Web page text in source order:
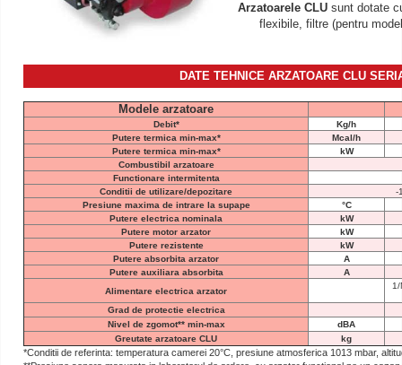
Arzatoarele CLU sunt dotate
flexibile, filtre (pentru
DATE TEHNICE ARZATOARE CLU
Modele arzatoare
Debit*
Kg/h
Putere termica min-max*
Mcal/h
Putere termica min-max*
kW
Combustibil arzatoare
Functionare intermitenta
Conditii de utilizare/depozitare
-
Presiune maxima de intrare la supape
°C
Putere electrica nominala
kW
Putere motor arzator
kW
Putere rezistente
kW
Putere absorbita arzator
A
Putere auxiliara absorbita
A
Alimentare electrica arzator
1/
Grad de protectie electrica
Nivel de zgomot** min-max
dBA
Greutate arzatoare CLU
kg
*Conditii de referinta: temperatura camerei 20°C, presiune atmosferica 1013 mbar,